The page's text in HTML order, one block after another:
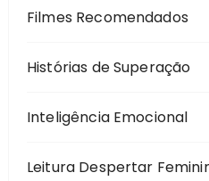
Filmes Recomendados
Histórias de Superação
Inteligência Emocional
Leitura Despertar